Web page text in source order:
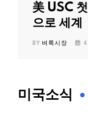
美 USC
으로 세계
BY 벼룩시장
미국소식